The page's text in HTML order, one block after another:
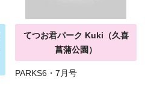
てつお君パーク Kuki（久喜
菖蒲公園）
PARKS6・7月号